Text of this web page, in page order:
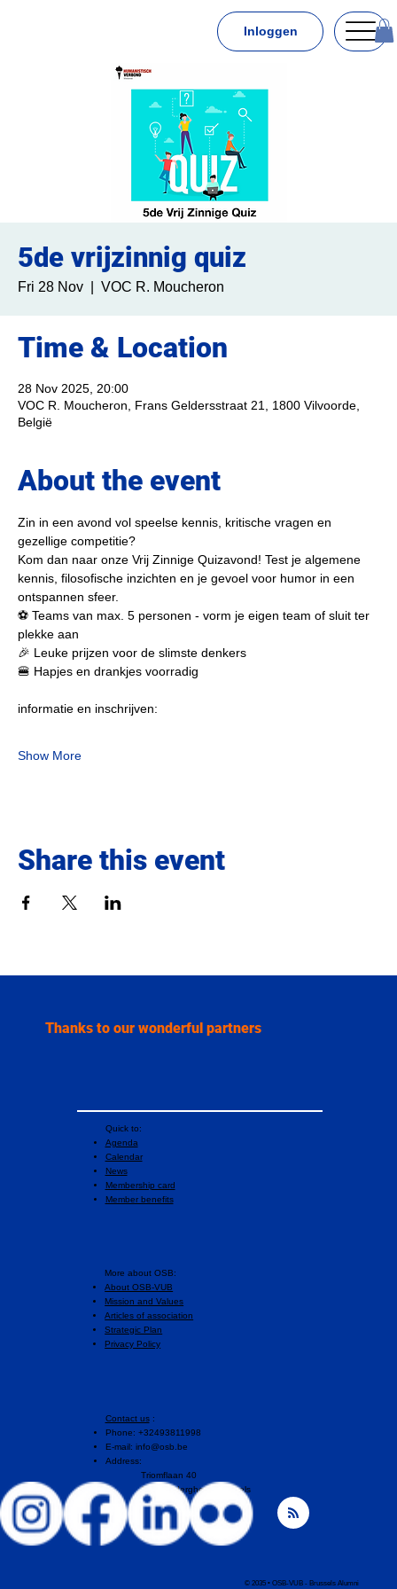
Inloggen
5de vrijzinnig quiz
Fri 28 Nov VOC R. Moucheron
Time & Location
28 Nov 2025, 20:00
VOC R. Moucheron, Frans Geldersstraat 21, 1800 Vilvoorde,
België
About the event
Zin in een avond vol speelse kennis, kritische vragen en
gezellige competitie?
Kom dan naar onze Vrij Zinnige Quizavond! Test je algemene
kennis, filosofische inzichten en je gevoel voor humor in een
ontspannen sfeer.
⚽ Teams van max. 5 personen - vorm je eigen team of sluit ter
plekke aan
🎉 Leuke prijzen voor de slimste denkers
🍔 Hapjes en drankjes voorradig
informatie en inschrijven:
Show More
Share this event
Thanks to our wonderful partners
Quick to:
Agenda
Calendar
News
Membership card
Member benefits
More about OSB:
About OSB-VUB
Mission and Values
Articles of association
Strategic Plan
Privacy Policy
Contact us:
Phone: +32493811998
E-mail: info@osb.be
Address:
Triomflaan 40
1160 Auderghem, Brussels
© 2035 • OSB-VUB - Brussels Alumni